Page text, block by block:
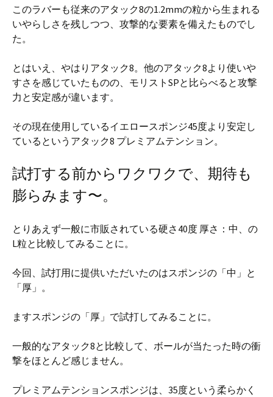
このラバーも従来のアタック8の1.2mmの粒から生まれる
いやらしさを残しつつ、攻撃的な要素を備えたものでし
た。
とはいえ、やはりアタック8。他のアタック8より使いや
すさを感じていたものの、モリストSPと比らべると攻撃
力と安定感が違います。
その現在使用しているイエロースポンジ45度より安定し
ているというアタック8 プレミアムテンション。
試打する前からワクワクで、期待も
膨らみます〜。
とりあえず一般に市販されている硬さ40度 厚さ：中、の
L粒と比較してみることに。
今回、試打用に提供いただいたのはスポンジの「中」と
「厚」。
ますスポンジの「厚」で試打してみることに。
一般的なアタック8と比較して、ボールが当たった時の衝
撃をほとんど感じません。
プレミアムテンションスポンジは、35度という柔らかく